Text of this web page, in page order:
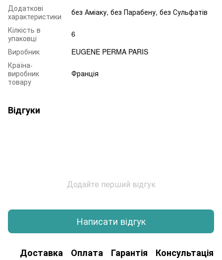
Додаткові
характеристики
без Аміаку, без Парабену, без Сульфатів
Кілкість в
упаковці
6
Виробник
EUGENE PERMA PARIS
Країна-
виробник
товару
Франція
Відгуки
Додайте перший відгук
Написати відгук
Доставка Оплата Гарантія Консультація